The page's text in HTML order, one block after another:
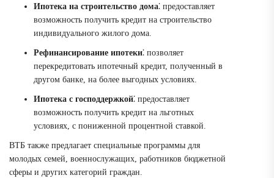
Ипотека на строительство дома⁚ предоставляет
возможность получить кредит на строительство
индивидуального жилого дома.
Рефинансирование ипотеки⁚ позволяет
перекредитовать ипотечный кредит, полученный в
другом банке, на более выгодных условиях.
Ипотека с господдержкой⁚ предоставляет
возможность получить кредит на льготных
условиях, с пониженной процентной ставкой.
ВТБ также предлагает специальные программы для
молодых семей, военнослужащих, работников бюджетной
сферы и других категорий граждан.